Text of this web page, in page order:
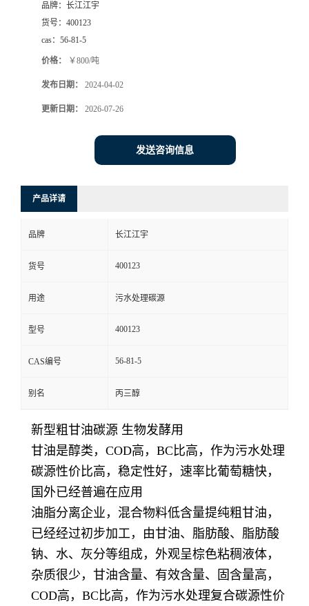
品牌： 长江江宇
货号： 400123
cas： 56-81-5
价格： ￥800/吨
发布日期： 2024-04-02
更新日期： 2026-07-26
发送咨询信息
产品详请
品牌 长江江宇
货号 400123
用途 污水处理碳源
型号 400123
CAS编号 56-81-5
别名 丙三醇
新型粗甘油碳源 生物发酵用
甘油是醇类，COD高，BC比高，作为污水处理
碳源性价比高，稳定性好，速率比葡萄糖快，
国外已经普遍在应用
油脂分离企业，混合物料低含量提纯粗甘油，
已经经过初步加工， 由甘油、脂肪酸、脂肪酸
钠、水、灰分等组成，外观呈棕色粘稠液体，
杂质很少，甘油含量、有效含量、固含量高，
COD高，BC比高，作为污水处理复合碳源性价